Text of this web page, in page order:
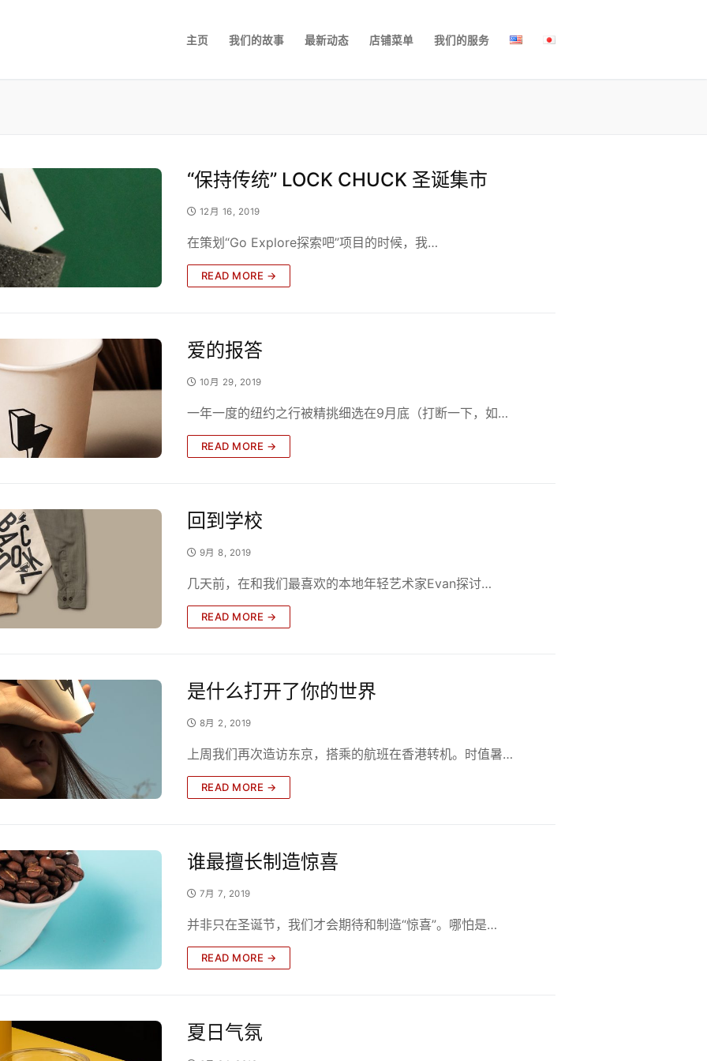
主页 我们的故事 最新动态 店铺菜单 我们的服务
“保持传统” LOCK CHUCK 圣诞集市
12月 16, 2019
在策划“Go Explore探索吧”项目的时候，我…
READ MORE →
爱的报答
10月 29, 2019
一年一度的纽约之行被精挑细选在9月底（打断一下，如…
READ MORE →
回到学校
9月 8, 2019
几天前，在和我们最喜欢的本地年轻艺术家Evan探讨…
READ MORE →
是什么打开了你的世界
8月 2, 2019
上周我们再次造访东京，搭乘的航班在香港转机。时值暑…
READ MORE →
谁最擅长制造惊喜
7月 7, 2019
并非只在圣诞节，我们才会期待和制造“惊喜”。哪怕是…
READ MORE →
夏日气氛